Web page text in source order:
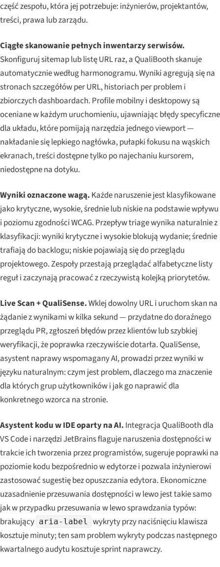
część zespołu, która jej potrzebuje: inżynierów, projektantów,
treści, prawa lub zarządu.
Ciągłe skanowanie pełnych inwentarzy serwisów.
Skonfiguruj sitemap lub listę URL raz, a QualiBooth skanuje
automatycznie według harmonogramu. Wyniki agregują się na
stronach szczegółów per URL, historiach per problem i
zbiorczych dashboardach. Profile mobilny i desktopowy są
oceniane w każdym uruchomieniu, ujawniając błędy specyficzne
dla układu, które pomijają narzędzia jednego viewport —
nakładanie się lepkiego nagłówka, pułapki fokusu na wąskich
ekranach, treści dostępne tylko po najechaniu kursorem,
niedostępne na dotyku.
Wyniki oznaczone wagą. Każde naruszenie jest klasyfikowane
jako krytyczne, wysokie, średnie lub niskie na podstawie wpływu
i poziomu zgodności WCAG. Przepływ triage wynika naturalnie z
klasyfikacji: wyniki krytyczne i wysokie blokują wydanie; średnie
trafiają do backlogu; niskie pojawiają się do przeglądu
projektowego. Zespoły przestają przeglądać alfabetyczne listy
reguł i zaczynają pracować z rzeczywistą kolejką priorytetów.
Live Scan + QualiSense.Wklej dowolny URL i uruchom skan na
żądanie z wynikami w kilka sekund — przydatne do doraźnego
przeglądu PR, zgłoszeń błędów przez klientów lub szybkiej
weryfikacji, że poprawka rzeczywiście dotarła. QualiSense,
asystent naprawy wspomagany AI, prowadzi przez wyniki w
języku naturalnym: czym jest problem, dlaczego ma znaczenie
dla których grup użytkowników i jak go naprawić dla
konkretnego wzorca na stronie.
Asystent kodu w IDE oparty na AI. Integracja QualiBooth dla
VS Code i narzędzi JetBrains flaguje naruszenia dostępności w
trakcie ich tworzenia przez programistów, sugeruje poprawki na
poziomie kodu bezpośrednio w edytorze i pozwala inżynierowi
zastosować sugestię bez opuszczania edytora. Ekonomiczne
uzasadnienie przesuwania dostępności w lewo jest takie samo
jak w przypadku przesuwania w lewo sprawdzania typów:
brakujący aria-label
wykryty przy naciśnięciu klawisza
kosztuje minuty; ten sam problem wykryty podczas następnego
kwartalnego audytu kosztuje sprint naprawczy.